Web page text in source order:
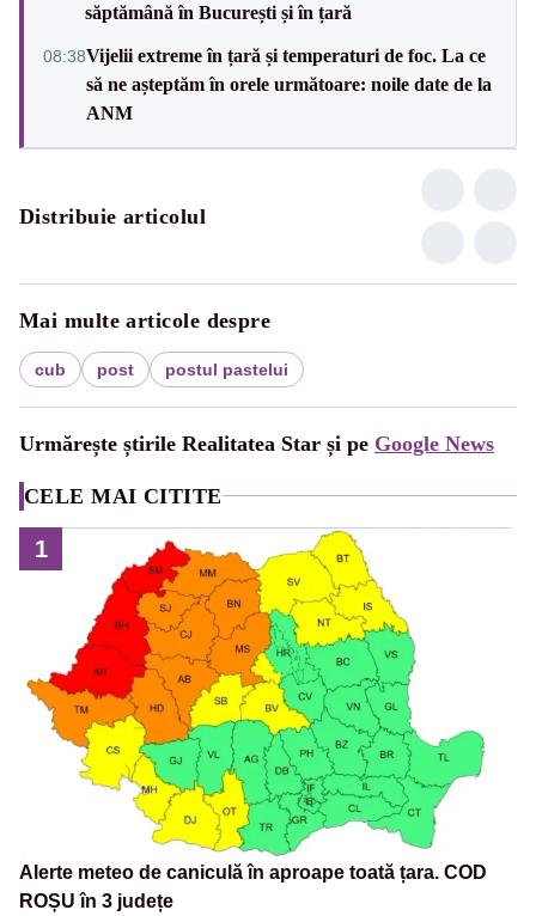
săptămână în București și în țară
08:38Vijelii extreme în țară și temperaturi de foc. La ce
să ne așteptăm în orele următoare: noile date de la
ANM
Distribuie articolul
Mai multe articole despre
cub post postul pastelui
Urmărește știrile Realitatea Star și pe Google News
CELE MAI CITITE
1
Alerte meteo de caniculă în aproape toată țara. COD
ROȘU în 3 județe